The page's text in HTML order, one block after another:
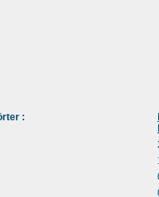
: